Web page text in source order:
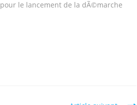
pour le lancement de la dÃ©marche